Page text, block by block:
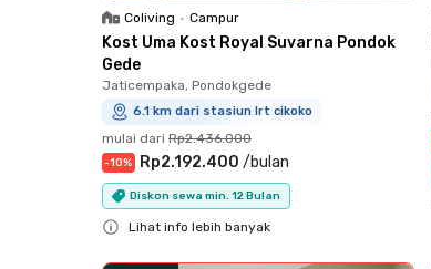
Coliving • Campur
Kost Uma Kost Royal Suvarna Pondok
Gede
Jaticempaka, Pondokgede
6.1 km dari stasiun lrt cikoko
mulai dari Rp2.436.000
-10% Rp2.192.400 /bulan
Diskon sewa min. 12 Bulan
Lihat info lebih banyak